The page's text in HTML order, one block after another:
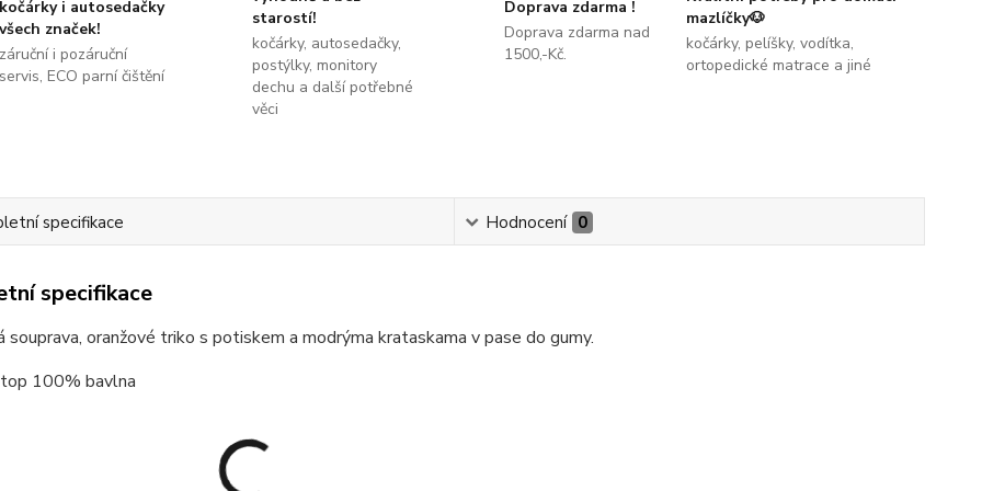
i autosedačky
značek!
i pozáruční
ECO parní čištění
starostí!
kočárky, autosedačky,
postýlky, monitory
dechu a další potřebné
věci
Doprava zdarma !
Doprava zdarma nad
1500,-Kč.
mazlíčky🐶
kočárky, pelíšky, vodítka,
ortopedické matrace a jiné
specifikace Hodnocení 0
specifikace
souprava, oranžové triko s potiskem a modrýma krataskama v pase do gumy.
100% bavlna